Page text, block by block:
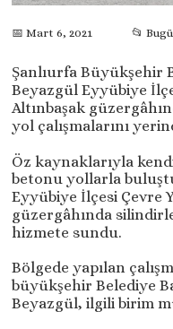
📅 Mart 6, 2021 📂
Şanlıurfa Büyükşehir
Beyazgül Eyyübiye
Altınbaşak
yol çalışmalarını
Öz kaynaklarıyla
betonu yollarla
Eyyübiye İlçesi Çevre
güzergâhında
hizmete sundu.
Bölgede yapılan
büyükşehir Belediye
Beyazgül, ilgili birim